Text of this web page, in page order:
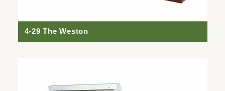
4-29 The Weston